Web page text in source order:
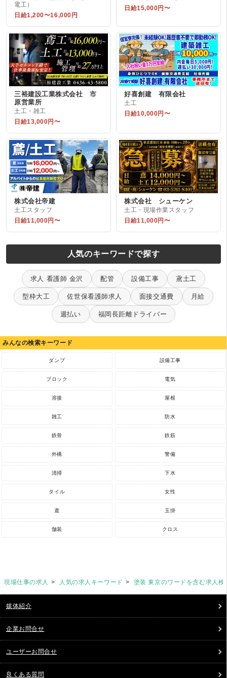
電工）
日給1,200〜16,000円
日給15,000円〜
三裕建設工業株式会社 市
原営業所
土工・雑工
日給13,000円〜
好喜創建 有限会社
土工
日給10,000円〜
株式会社帝建
土工スタッフ
日給11,000円〜
株式会社 シューケン
土工・現場作業スタッフ
日給11,000円〜
人気のキーワードで探す
求人 看護師 金沢 配管 設備工事 鳶土工
型枠大工 佐世保看護師求人 面接交通費 月給
週払い 福岡長距離ドライバー
みんなの検索キーワード
ダンプ 設備工事
ブロック 電気
溶接 屋根
雑工 防水
鉄骨 鉄筋
外構 警備
清掃 下水
タイル 女性
鳶 玉掛
舗装 クロス
現場仕事の求人 人気の求人キーワード 塗装 東京のワードを含む求人検
媒体紹介
企業お問合せ
ユーザーお問合せ
良くある質問